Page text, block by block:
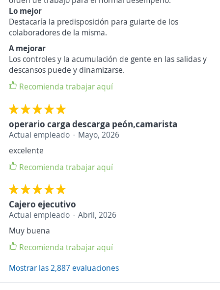
Lo mejor
Destacaría la predisposición para guiarte de los
colaboradores de la misma.
A mejorar
Los controles y la acumulación de gente en las salidas y
descansos puede y dinamizarse.
Recomienda trabajar aquí
operario carga descarga peón,camarista
Actual empleado
Mayo, 2026
excelente
Recomienda trabajar aquí
Cajero ejecutivo
Actual empleado
Abril, 2026
Muy buena
Recomienda trabajar aquí
Mostrar las 2,887 evaluaciones